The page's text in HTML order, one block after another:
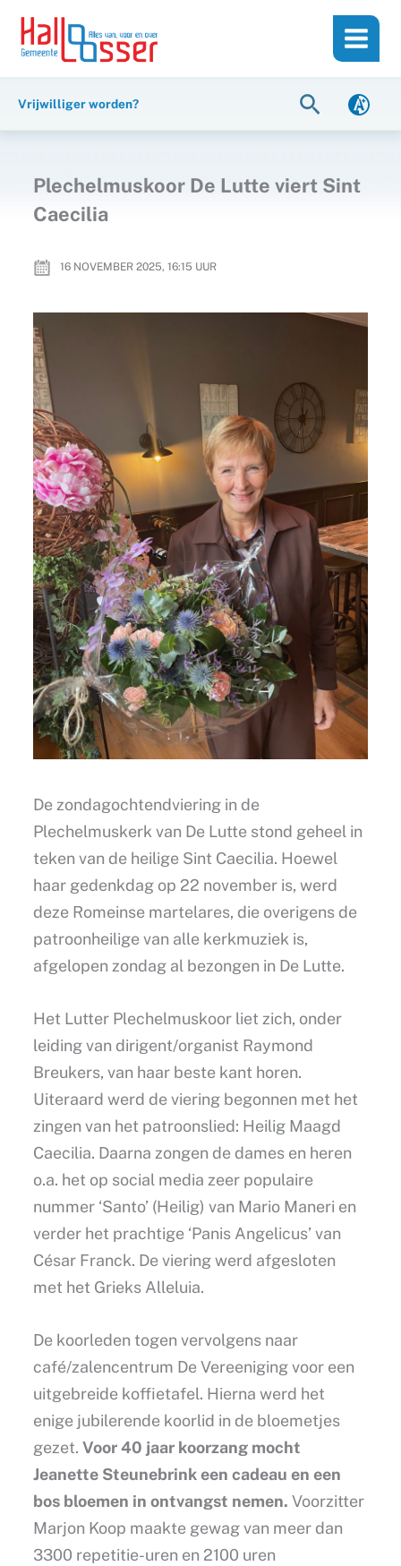
inhoud
naar
Vrijwilliger worden? Zoeken
Plechelmuskoor De Lutte viert Sint
Caecilia
16 NOVEMBER 2025, 16:15 UUR
De zondagochtendviering in de
Plechelmuskerk van De Lutte stond geheel in
teken van de heilige Sint Caecilia. Hoewel
haar gedenkdag op 22 november is, werd
deze Romeinse martelares, die overigens de
patroonheilige van alle kerkmuziek is,
afgelopen zondag al bezongen in De Lutte.
Het Lutter Plechelmuskoor liet zich, onder
leiding van dirigent/organist Raymond
Breukers, van haar beste kant horen.
Uiteraard werd de viering begonnen met het
zingen van het patroonslied: Heilig Maagd
Caecilia. Daarna zongen de dames en heren
o.a. het op social media zeer populaire
nummer ‘Santo’ (Heilig) van Mario Maneri en
verder het prachtige ‘Panis Angelicus’ van
César Franck. De viering werd afgesloten
met het Grieks Alleluia.
De koorleden togen vervolgens naar
café/zalencentrum De Vereeniging voor een
uitgebreide koffietafel. Hierna werd het
enige jubilerende koorlid in de bloemetjes
gezet. Voor 40 jaar koorzang mocht
Jeanette Steunebrink een cadeau en een
bos bloemen in ontvangst nemen. Voorzitter
Marjon Koop maakte gewag van meer dan
3300 repetitie-uren en 2100 uren